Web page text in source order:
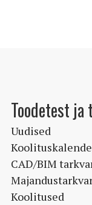
Toodetest ja
Uudised
CAD/BIM
Koolitused